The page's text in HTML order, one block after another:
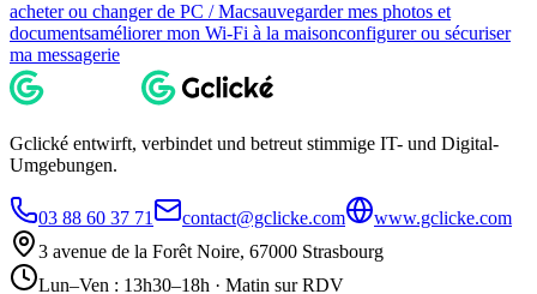
acheter ou changer de PC / Macsauvegarder mes photos et
documentsaméliorer mon Wi-Fi à la maisonconfigurer ou sécuriser
ma messagerie
Gclické entwirft, verbindet und betreut stimmige IT- und Digital-
Umgebungen.
03 88 60 37 71 contact@gclicke.com
www.gclicke.com
3 avenue de la Forêt Noire, 67000 Strasbourg
Lun–Ven : 13h30–18h · Matin sur RDV